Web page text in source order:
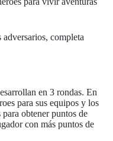
completa
en 3 rondas. En
para sus equipos y los
obtener puntos de
con más puntos de